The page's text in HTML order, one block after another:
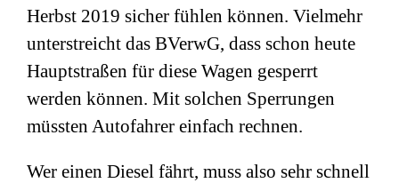
Herbst 2019 sicher fühlen können. Vielmehr
unterstreicht das BVerwG, dass schon heute
Hauptstraßen für diese Wagen gesperrt
werden können. Mit solchen Sperrungen
müssten Autofahrer einfach rechnen.
Wer einen Diesel fährt, muss also sehr schnell